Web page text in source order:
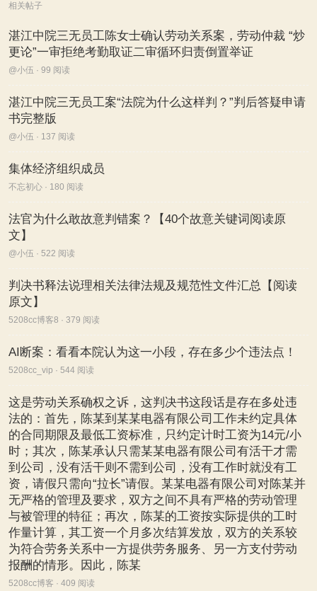
相关帖子
湛江中院三无员工陈女士确认劳动关系案，劳动仲裁 “炒
更论”一审拒绝考勤取证二审循环归责倒置举证
@小伍 · 99 阅读
湛江中院三无员工案“法院为什么这样判？”判后答疑申请
书完整版
@小伍 · 137 阅读
集体经济组织成员
不忘初心 · 180 阅读
法官为什么敢故意判错案？【40个故意关键词阅读原
文】
@小伍 · 522 阅读
判决书释法说理相关法律法规及规范性文件汇总【阅读
原文】
5208cc博客8 · 379 阅读
AI断案：看看本院认为这一小段，存在多少个违法点！
5208cc_vip · 544 阅读
这是劳动关系确权之诉，这判决书这段话是存在多处违
法的：首先，陈某到某某电器有限公司工作未约定具体
的合同期限及最低工资标准，只约定计时工资为14元/小
时；其次，陈某承认只需某某电器有限公司有活干才需
到公司，没有活干则不需到公司，没有工作时就没有工
资，请假只需向“拉长”请假。某某电器有限公司对陈某并
无严格的管理及要求，双方之间不具有严格的劳动管理
与被管理的特征；再次，陈某的工资按实际提供的工时
作量计算，其工资一个月多次结算发放，双方的关系较
为符合劳务关系中一方提供劳务服务、另一方支付劳动
报酬的情形。因此，陈某
5208cc博客 · 409 阅读